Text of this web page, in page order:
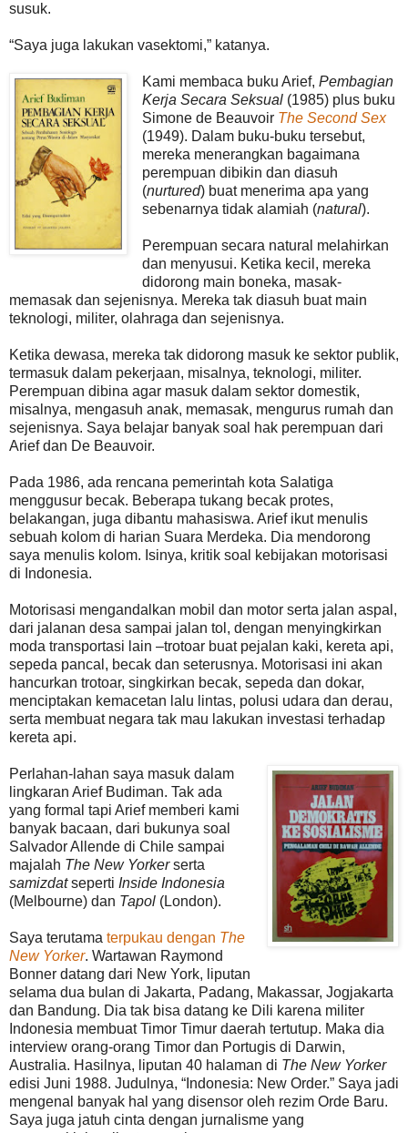
susuk.
“Saya juga lakukan vasektomi,” katanya.
Kami membaca buku Arief, Pembagian
Kerja Secara Seksual(1985) plus buku
Simone de Beauvoir The Second Sex
(1949). Dalam buku-buku tersebut,
mereka menerangkan bagaimana
perempuan dibikin dan diasuh
(nurtured) buat menerima apa yang
sebenarnya tidak alamiah (natural).
Perempuan secara natural melahirkan
dan menyusui. Ketika kecil, mereka
didorong main boneka, masak-
memasak dan sejenisnya. Mereka tak diasuh buat main
teknologi, militer, olahraga dan sejenisnya.
Ketika dewasa, mereka tak didorong masuk ke sektor publik,
termasuk dalam pekerjaan, misalnya, teknologi, militer.
Perempuan dibina agar masuk dalam sektor domestik,
misalnya, mengasuh anak, memasak, mengurus rumah dan
sejenisnya. Saya belajar banyak soal hak perempuan dari
Arief dan De Beauvoir.
Pada 1986, ada rencana pemerintah kota Salatiga
menggusur becak. Beberapa tukang becak protes,
belakangan, juga dibantu mahasiswa. Arief ikut menulis
sebuah kolom di harian Suara Merdeka. Dia mendorong
saya menulis kolom. Isinya, kritik soal kebijakan motorisasi
di Indonesia.
Motorisasi mengandalkan mobil dan motor serta jalan aspal,
dari jalanan desa sampai jalan tol, dengan menyingkirkan
moda transportasi lain –trotoar buat pejalan kaki, kereta api,
sepeda pancal, becak dan seterusnya. Motorisasi ini akan
hancurkan trotoar, singkirkan becak, sepeda dan dokar,
menciptakan kemacetan lalu lintas, polusi udara dan derau,
serta membuat negara tak mau lakukan investasi terhadap
kereta api.
Perlahan-lahan saya masuk dalam
lingkaran Arief Budiman. Tak ada
yang formal tapi Arief memberi kami
banyak bacaan, dari bukunya soal
Salvador Allende di Chile sampai
majalah The New Yorkerserta
samizdatseperti Inside Indonesia
(Melbourne) dan Tapol (London).
Saya terutama terpukau dengan The
New Yorker. Wartawan Raymond
Bonner datang dari New York, liputan
selama dua bulan di Jakarta, Padang, Makassar, Jogjakarta
dan Bandung. Dia tak bisa datang ke Dili karena militer
Indonesia membuat Timor Timur daerah tertutup. Maka dia
interview orang-orang Timor dan Portugis di Darwin,
Australia. Hasilnya, liputan 40 halaman di The New Yorker
edisi Juni 1988. Judulnya, “Indonesia: New Order.” Saya jadi
mengenal banyak hal yang disensor oleh rezim Orde Baru.
Saya juga jatuh cinta dengan jurnalisme yang